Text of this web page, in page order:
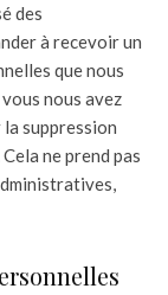
des
à recevoir un
que nous
nous avez
suppression
ne prend pas